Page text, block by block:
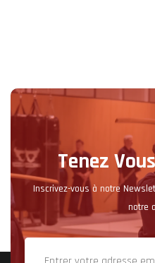
Tenez
Inscrivez-vous à notre
notre